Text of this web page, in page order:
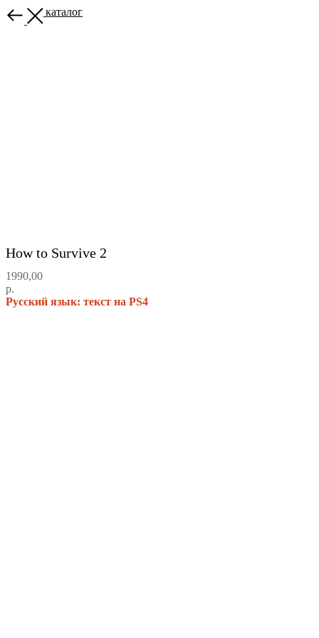
Назад в каталог
How to Survive 2
1990,00
р.
Русский язык: текст на PS4